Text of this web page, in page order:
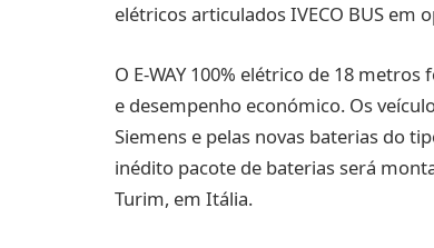
elétricos articulados IVECO BUS em
O E-WAY 100% elétrico de 18
e desempenho económico. Os
Siemens e pelas novas baterias do
inédito pacote de baterias será
Turim, em Itália.